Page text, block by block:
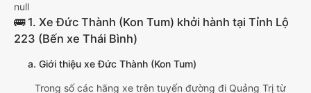
null
🚌 1. Xe Đức Thành (Kon Tum) khởi hành tại Tỉnh Lộ
223 (Bến xe Thái Bình)
a. Giới thiệu xe Đức Thành (Kon Tum)
Trong số các hãng xe trên tuyến đường đi Quảng Trị từ